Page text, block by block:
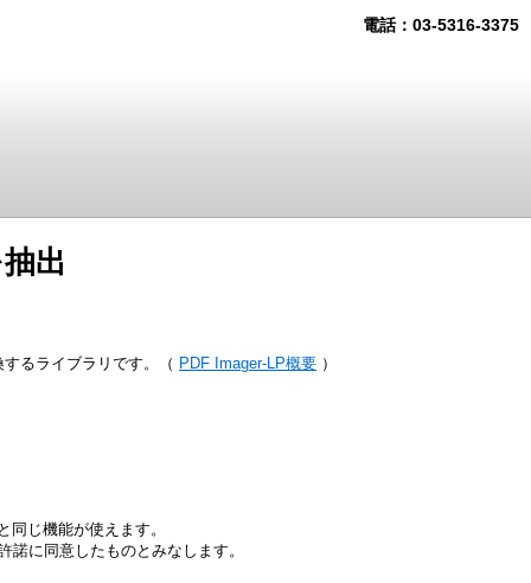
電話：03-5316-3375
出
るライブラリです。（ PDF Imager-LP概要 ）
じ機能が使えます。
に同意したものとみなします。